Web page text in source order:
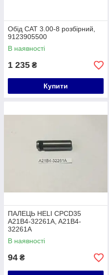
Обід CAT 3.00-8 розбірний,
9123905500
В наявності
1 235 ₴
Купити
ПАЛЕЦЬ HELI CPCD35
A21B4-32261A, A21B4-
32261A
В наявності
94 ₴